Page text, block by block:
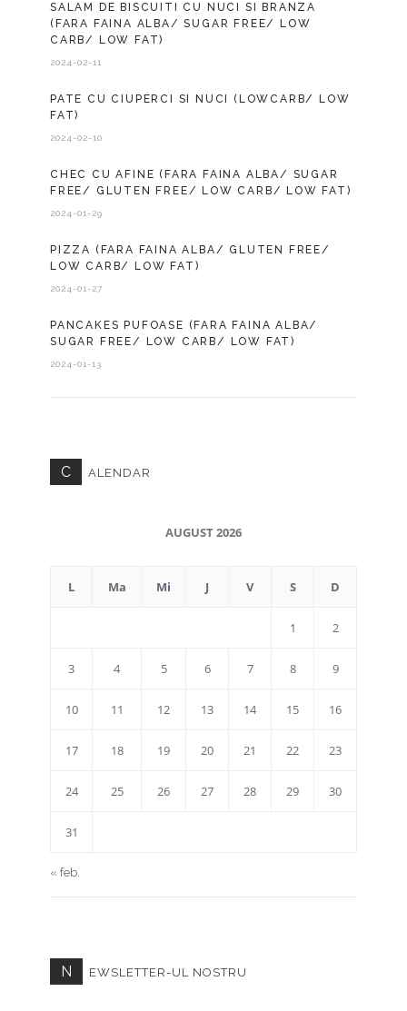
SALAM DE BISCUITI CU NUCI SI BRANZA
(FARA FAINA ALBA/ SUGAR FREE/ LOW
CARB/ LOW FAT)
2024-02-11
PATE CU CIUPERCI SI NUCI (LOWCARB/ LOW
FAT)
2024-02-10
CHEC CU AFINE (FARA FAINA ALBA/ SUGAR
FREE/ GLUTEN FREE/ LOW CARB/ LOW FAT)
2024-01-29
PIZZA (FARA FAINA ALBA/ GLUTEN FREE/
LOW CARB/ LOW FAT)
2024-01-27
PANCAKES PUFOASE (FARA FAINA ALBA/
SUGAR FREE/ LOW CARB/ LOW FAT)
2024-01-13
C ALENDAR
AUGUST 2026
L Ma Mi J V S D
1 2
3 4 5 6 7 8 9
10 11 12 13 14 15 16
17 18 19 20 21 22 23
24 25 26 27 28 29 30
31
« feb.
N EWSLETTER-UL NOSTRU